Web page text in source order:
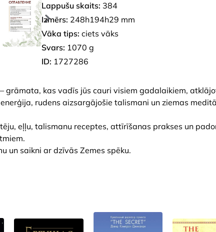
Lappušu skaits: 384
Izmērs: 248h194h29 mm
Vāka tips: ciets vāks
Svars: 1070 g
ID: 1727286
grāmata, kas vadīs jūs cauri visiem gadalaikiem,
rudens aizsargājošie talismani un ziemas
eļļu, talismanu receptes, attīrīšanas prakses un
un saikni ar dzīvās Zemes spēku.